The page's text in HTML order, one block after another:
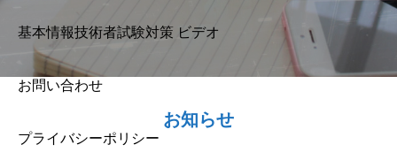
基本情報技術者試験対策 ビデオ
お問い合わせ
プライバシーポリシー
お知らせ